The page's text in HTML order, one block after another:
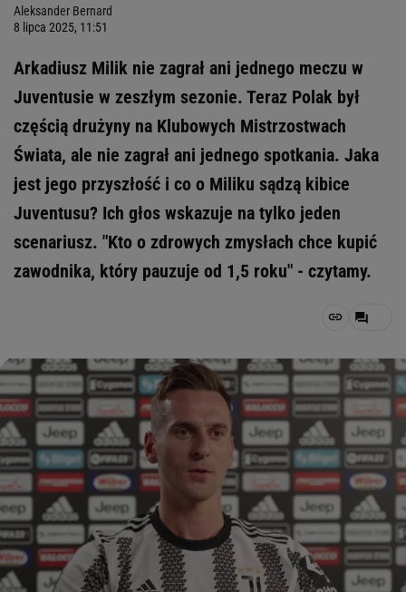
Aleksander Bernard
8 lipca 2025, 11:51
Arkadiusz Milik nie zagrał ani jednego meczu w
Juventusie w zeszłym sezonie. Teraz Polak był
częścią drużyny na Klubowych Mistrzostwach
Świata, ale nie zagrał ani jednego spotkania. Jaka
jest jego przyszłość i co o Miliku sądzą kibice
Juventusu? Ich głos wskazuje na tylko jeden
scenariusz. "Kto o zdrowych zmysłach chce kupić
zawodnika, który pauzuje od 1,5 roku" - czytamy.